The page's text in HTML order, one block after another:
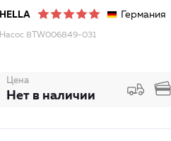
HELLA Германия
Насос 8TW006849-031
Цена
Нет в наличии